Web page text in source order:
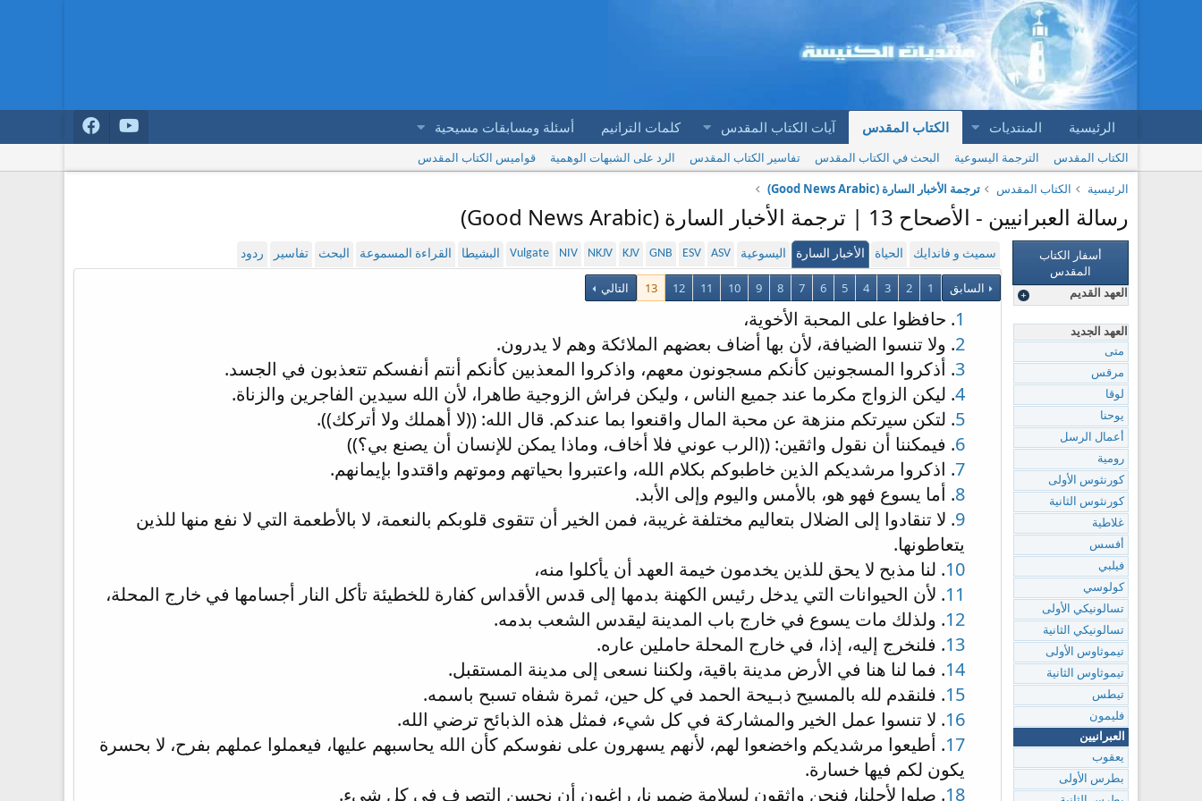
الرئيسية المنتديات الكتاب المقدس آيات الكتاب المقدس كلمات الترانيم أسئلة ومسابقات مسيحية
الكتاب المقدس الترجمة اليسوعية البحث في الكتاب المقدس تفاسير الكتاب المقدس الرد على الشبهات الوهمية
قواميس الكتاب المقدس
الرئيسية
الكتاب المقدس ترجمة الأخبار السارة (Good News Arabic)
رسالة العبرانيين - الأصحاح 13 | ترجمة الأخبار السارة (Good News Arabic)
سميث و فاندايك الحياة الأخبار السارة اليسوعية ASV
ESV
GNB
KJV
NKJV
NIV
Vulgate البشيطا القراءة المسموعة البحث تفاسير ردود
السابق 1
2
3
4
5
6
7
8
9
10
11
12
13 التالي
1. حافظوا على المحبة الأخوية،
2. ولا تنسوا الضيافة، لأن بها أضاف بعضهم الملائكة وهم لا يدرون.
3. أذكروا المسجونين كأنكم مسجونون معهم، واذكروا المعذبين كأنكم أنتم أنفسكم تتعذبون في الجسد.
4. ليكن الزواج مكرما عند جميع الناس ، وليكن فراش الزوجية طاهرا، لأن الله سيدين الفاجرين والزناة.
5. لتكن سيرتكم منزهة عن محبة المال واقنعوا بما عندكم. قال الله: ((لا أهملك ولا أتركك)).
6. فيمكننا أن نقول واثقين: ((الرب عوني فلا أخاف، وماذا يمكن للإنسان أن يصنع بي؟))
7. اذكروا مرشديكم الذين خاطبوكم بكلام الله، واعتبروا بحياتهم وموتهم واقتدوا بإيمانهم.
8. أما يسوع فهو هو، بالأمس واليوم وإلى الأبد.
9. لا تنقادوا إلى الضلال بتعاليم مختلفة غريبة، فمن الخير أن تتقوى قلوبكم بالنعمة، لا بالأطعمة التي لا نفع منها للذين
يتعاطونها.
10. لنا مذبح لا يحق للذين يخدمون خيمة العهد أن يأكلوا منه،
11. لأن الحيوانات التي يدخل رئيس الكهنة بدمها إلى قدس الأقداس كفارة للخطيئة تأكل النار أجسامها في خارج المحلة،
12. ولذلك مات يسوع في خارج باب المدينة ليقدس الشعب بدمه.
13. فلنخرج إليه، إذا، في خارج المحلة حاملين عاره.
14. فما لنا هنا في الأرض مدينة باقية، ولكننا نسعى إلى مدينة المستقبل.
15. فلنقدم لله بالمسيح ذبـيحة الحمد في كل حين، ثمرة شفاه تسبح باسمه.
16. لا تنسوا عمل الخير والمشاركة في كل شيء، فمثل هذه الذبائح ترضي الله.
17. أطيعوا مرشديكم واخضعوا لهم، لأنهم يسهرون على نفوسكم كأن الله يحاسبهم عليها، فيعملوا عملهم بفرح، لا بحسرة
يكون لكم فيها خسارة.
18. صلوا لأجلنا، فنحن واثقون لسلامة ضميرنا، راغبون أن نحسن التصرف في كل شيء.
أسفار الكتاب
المقدس
العهد القديم
العهد الجديد
متى
مرقس
لوقا
يوحنا
أعمال الرسل
رومية
كورنثوس الأولى
كورنثوس الثانية
غلاطية
أفسس
فيلبي
كولوسي
تسالونيكي الأولى
تسالونيكي الثانية
تيموثاوس الأولى
تيموثاوس الثانية
تيطس
فليمون
العبرانيين
يعقوب
بطرس الأولى